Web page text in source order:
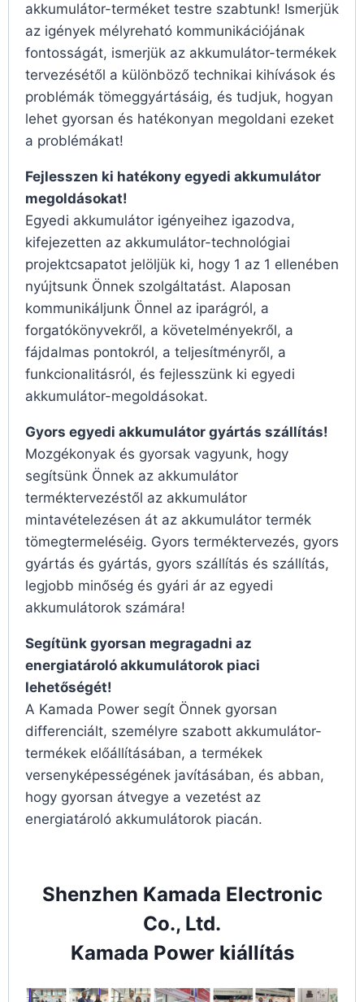
akkumulátor-terméket testre szabtunk! Ismerjük
az igények mélyreható kommunikációjának
fontosságát, ismerjük az akkumulátor-termékek
tervezésétől a különböző technikai kihívások és
problémák tömeggyártásáig, és tudjuk, hogyan
lehet gyorsan és hatékonyan megoldani ezeket
a problémákat!
Fejlesszen ki hatékony egyedi akkumulátor
megoldásokat!
Egyedi akkumulátor igényeihez igazodva,
kifejezetten az akkumulátor-technológiai
projektcsapatot jelöljük ki, hogy 1 az 1 ellenében
nyújtsunk Önnek szolgáltatást. Alaposan
kommunikáljunk Önnel az iparágról, a
forgatókönyvekről, a követelményekről, a
fájdalmas pontokról, a teljesítményről, a
funkcionalitásról, és fejlesszünk ki egyedi
akkumulátor-megoldásokat.
Gyors egyedi akkumulátor gyártás szállítás!
Mozgékonyak és gyorsak vagyunk, hogy
segítsünk Önnek az akkumulátor
terméktervezéstől az akkumulátor
mintavételezésen át az akkumulátor termék
tömegtermeléséig. Gyors terméktervezés, gyors
gyártás és gyártás, gyors szállítás és szállítás,
legjobb minőség és gyári ár az egyedi
akkumulátorok számára!
Segítünk gyorsan megragadni az
energiatároló akkumulátorok piaci
lehetőségét!
A Kamada Power segít Önnek gyorsan
differenciált, személyre szabott akkumulátor-
termékek előállításában, a termékek
versenyképességének javításában, és abban,
hogy gyorsan átvegye a vezetést az
energiatároló akkumulátorok piacán.
Shenzhen Kamada Electronic
Co., Ltd.
Kamada Power kiállítás